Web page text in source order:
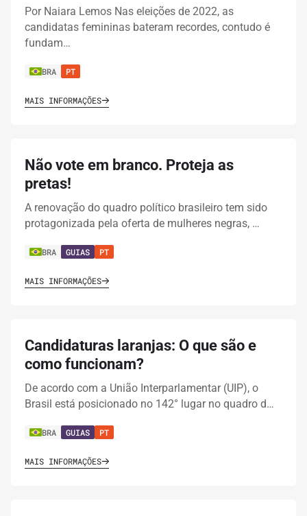
Por Naiara Lemos Nas eleições de 2022, as
candidatas femininas bateram recordes, contudo é
fundam…
BRA PT
MAIS INFORMAÇÕES
Não vote em branco. Proteja as
pretas!
A renovação do quadro político brasileiro tem sido
protagonizada pela oferta de mulheres negras, …
BRA GUIAS PT
MAIS INFORMAÇÕES
Candidaturas laranjas: O que são e
como funcionam?
De acordo com a União Interparlamentar (UIP), o
Brasil está posicionado no 142° lugar no quadro d…
BRA GUIAS PT
MAIS INFORMAÇÕES